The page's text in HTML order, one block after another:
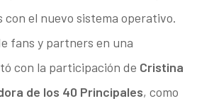
con el nuevo sistema operativo.
fans y partners en una
con la participación de Cristina
de los 40 Principales, como